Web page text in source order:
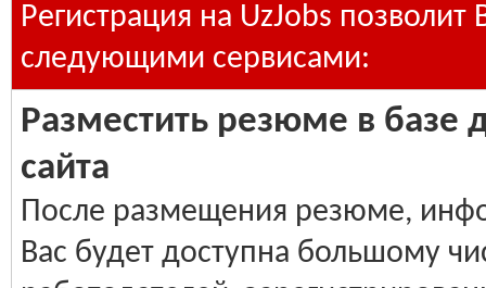
Регистрация на UzJobs позволит
следующими сервисами:
Разместить резюме в базе
сайта
После размещения резюме,
Вас будет доступна большому